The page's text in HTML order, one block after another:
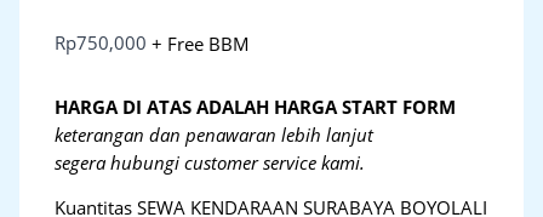
Rp750,000 + Free BBM
HARGA DI ATAS ADALAH HARGA START FORM
keterangan dan penawaran lebih lanjut
segera hubungi customer service kami.
Kuantitas SEWA KENDARAAN SURABAYA BOYOLALI